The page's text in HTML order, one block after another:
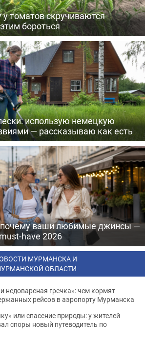
томатов скручиваются
бороться
использую немецкую
— рассказываю как есть
ваши любимые джинсы —
have 2026
МУРМАНСКА И
ОБЛАСТИ
недовареная гречка»: чем кормят
рейсов в аэропорту Мурманска
или спасение природы: у жителей
споры новый путеводитель по